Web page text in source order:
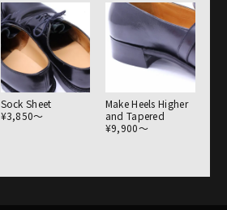
Sock Sheet
¥3,850〜
Make Heels Higher
and Tapered
¥9,900〜